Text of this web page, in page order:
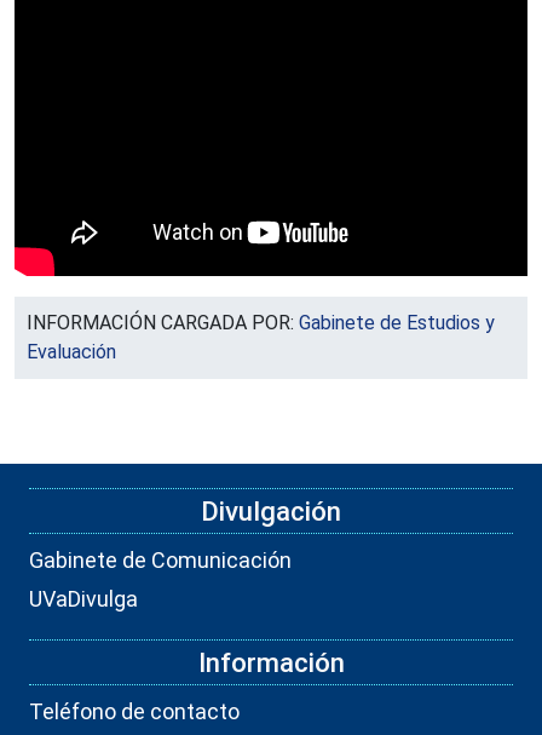
INFORMACIÓN CARGADA POR: Gabinete de Estudios y
Evaluación
Divulgación
Gabinete de Comunicación
UVaDivulga
Información
Teléfono de contacto